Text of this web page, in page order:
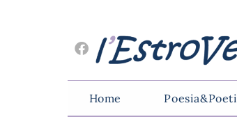
Home Poesia&Poeti